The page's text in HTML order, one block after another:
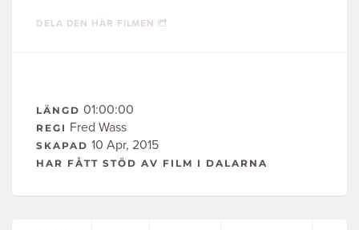
DELA DEN HÄR FILMEN
LÄNGD 01:00:00
REGI Fred Wass
SKAPAD 10 Apr, 2015
HAR FÅTT STÖD AV FILM I DALARNA